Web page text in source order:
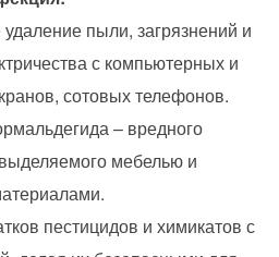
пыли, загрязнений и
с компьютерных и
сотовых телефонов.
– вредного
мебелью и
пестицидов и химикатов с